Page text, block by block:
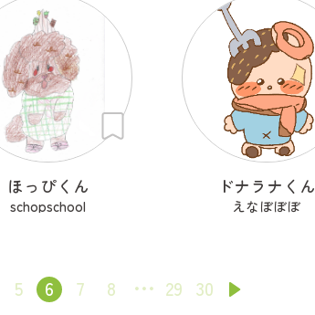
ほっぴくん
schopschool
ドナラナくん
えなぼぼぼ
5 6 7 8 29 30